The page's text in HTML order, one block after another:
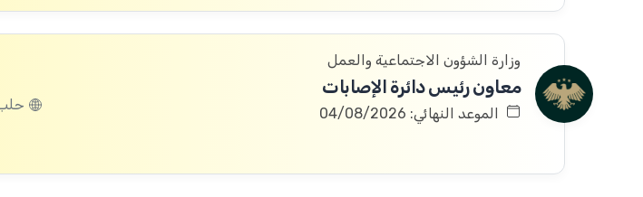
وزارة الشؤون الاجتماعية والعمل
معاون رئيس دائرة الإصابات
الموعد النهائي: 04/08/2026